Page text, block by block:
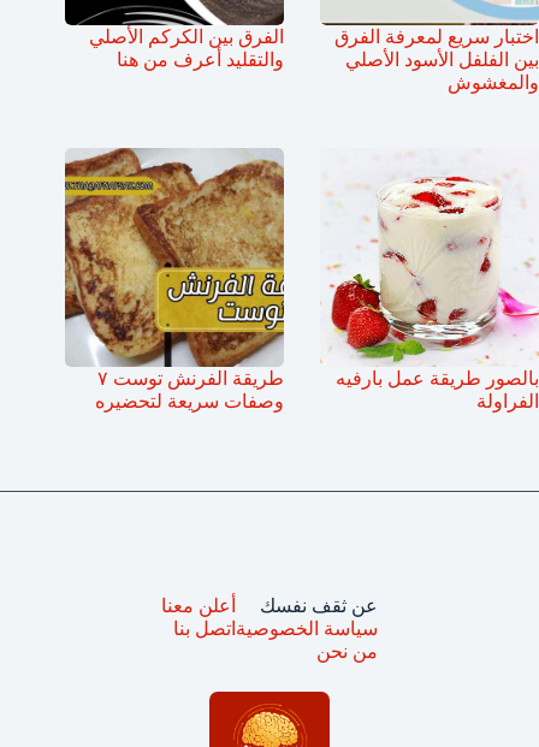
اختبار سريع لمعرفة الفرق
بين الفلفل الأسود الأصلي
والمغشوش
الفرق بين الكركم الأصلي
والتقليد أعرف من هنا
بالصور طريقة عمل بارفيه
الفراولة
طريقة الفرنش توست ٧
وصفات سريعة لتحضيره
عن ثقف نفسك
سياسة الخصوصية
من نحن
أعلن معنا
اتصل بنا